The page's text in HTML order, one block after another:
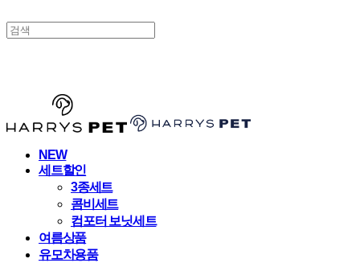
NEW
세트할인
3종세트
콤비세트
컴포터 보닛세트
여름상품
유모차용품